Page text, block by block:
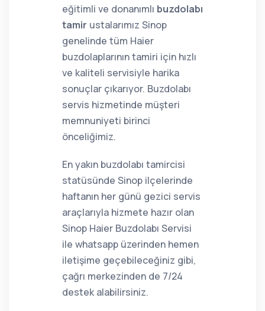
eğitimli ve donanımlı buzdolabı
tamir ustalarımız Sinop
genelinde tüm Haier
buzdolaplarının tamiri için hızlı
ve kaliteli servisiyle harika
sonuçlar çıkarıyor. Buzdolabı
servis hizmetinde müşteri
memnuniyeti birinci
önceliğimiz.
En yakın buzdolabı tamircisi
statüsünde Sinop ilçelerinde
haftanın her günü gezici servis
araçlarıyla hizmete hazır olan
Sinop Haier Buzdolabı Servisi
ile whatsapp üzerinden hemen
iletişime geçebileceğiniz gibi,
çağrı merkezinden de 7/24
destek alabilirsiniz.